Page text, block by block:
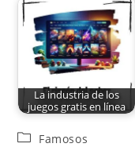
La industria de los
juegos gratis en línea
Famosos